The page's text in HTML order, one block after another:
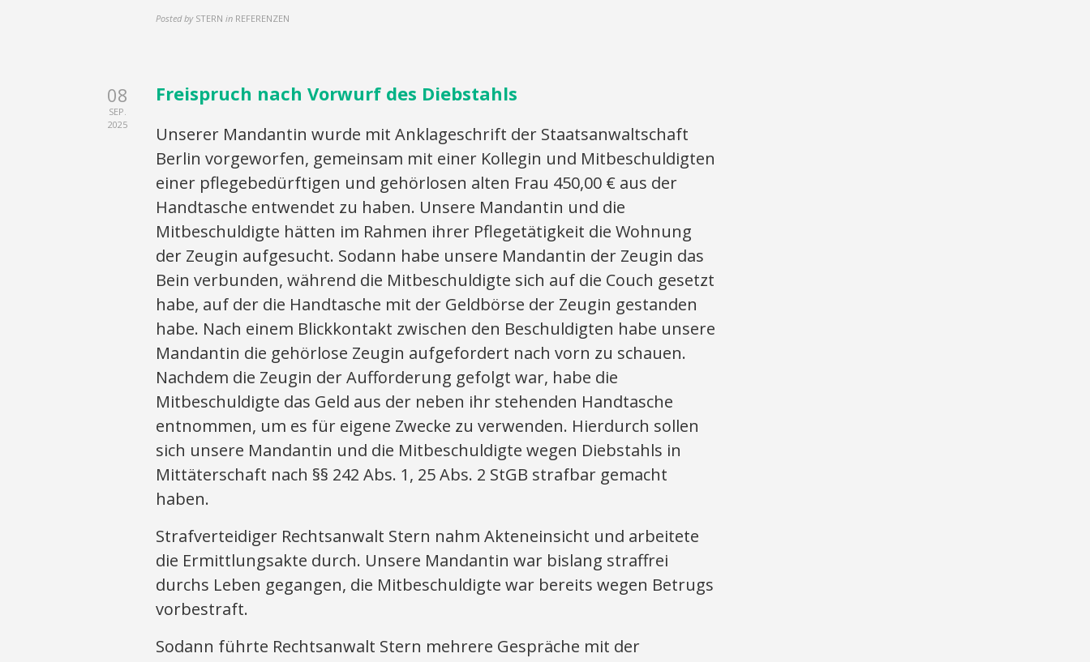
Posted by STERN in REFERENZEN
08
SEP.
2025
Freispruch nach Vorwurf des Diebstahls
Unserer Mandantin wurde mit Anklageschrift der Staatsanwaltschaft
Berlin vorgeworfen, gemeinsam mit einer Kollegin und Mitbeschuldigten
einer pflegebedürftigen und gehörlosen alten Frau 450,00 € aus der
Handtasche entwendet zu haben. Unsere Mandantin und die
Mitbeschuldigte hätten im Rahmen ihrer Pflegetätigkeit die Wohnung
der Zeugin aufgesucht. Sodann habe unsere Mandantin der Zeugin das
Bein verbunden, während die Mitbeschuldigte sich auf die Couch gesetzt
habe, auf der die Handtasche mit der Geldbörse der Zeugin gestanden
habe. Nach einem Blickkontakt zwischen den Beschuldigten habe unsere
Mandantin die gehörlose Zeugin aufgefordert nach vorn zu schauen.
Nachdem die Zeugin der Aufforderung gefolgt war, habe die
Mitbeschuldigte das Geld aus der neben ihr stehenden Handtasche
entnommen, um es für eigene Zwecke zu verwenden. Hierdurch sollen
sich unsere Mandantin und die Mitbeschuldigte wegen Diebstahls in
Mittäterschaft nach §§ 242 Abs. 1, 25 Abs. 2 StGB strafbar gemacht
haben.
Strafverteidiger Rechtsanwalt Stern nahm Akteneinsicht und arbeitete
die Ermittlungsakte durch. Unsere Mandantin war bislang straffrei
durchs Leben gegangen, die Mitbeschuldigte war bereits wegen Betrugs
vorbestraft.
Sodann führte Rechtsanwalt Stern mehrere Gespräche mit der